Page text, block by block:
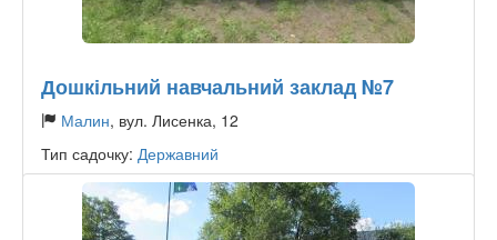
Дошкільний навчальний заклад №7
Малин, вул. Лисенка, 12
Тип садочку: Державний